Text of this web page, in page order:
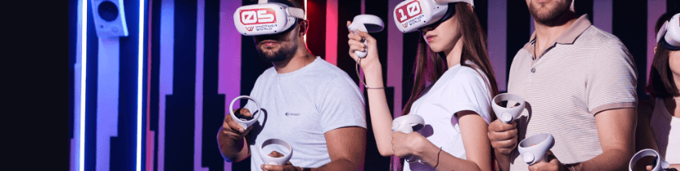
10 min
инструктаж, подготовка к игре
45 min
игра в виртуальной реальности